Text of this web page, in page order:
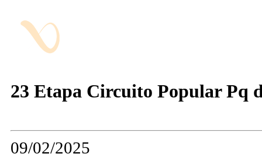
23 Etapa Circuito Popular Pq
09/02/2025